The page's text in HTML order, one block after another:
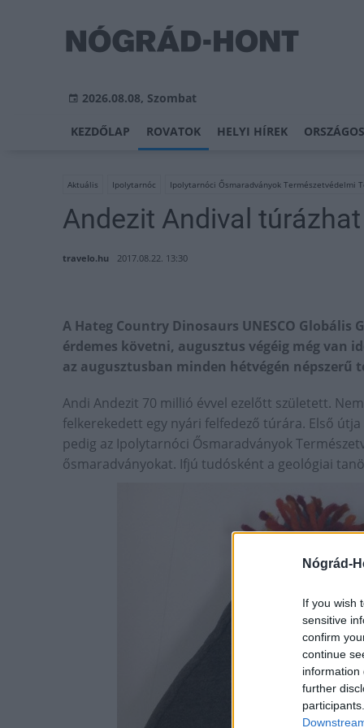
Nógrád-
If you wish
sensitive
confirm
continue
information
further
2026.08.08, Szombat
KEZDŐLAP ROVATOK HELYI HÍREK
Aktuális Ipolytarnóc Ipolytarnóci Ősmaradványok Természetvédelmi
Andezit Andival
travelo.hu 2017.08.22. 13:30
A Hateg Country Dinosaurs UNESCO
érdemes követni, augusztus végéig még van
az augusztusban minden hétvégén népszerű
Andi Andezit 70 millió évvel ezelőtt született.
felkerekedett egy nyári felfedező túrára. Első
pedig az Ipolytarnóci Ősmaradványok
ősmaradványokat. Ifjú tudósként a geológiai